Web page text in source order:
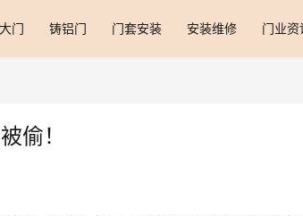
门 铸铝门 门套安装 安装维修 门业资
偷！